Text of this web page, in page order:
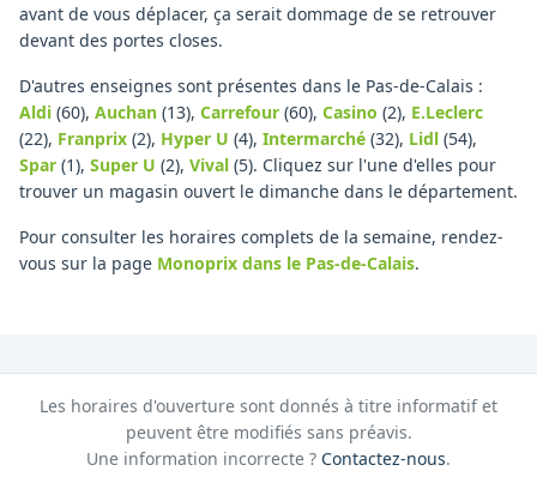
avant de vous déplacer, ça serait dommage de se retrouver
devant des portes closes.
D'autres enseignes sont présentes dans le Pas-de-Calais :
Aldi (60), Auchan (13), Carrefour (60), Casino (2), E.Leclerc
(22), Franprix (2), Hyper U (4), Intermarché (32), Lidl (54),
Spar (1), Super U (2), Vival (5). Cliquez sur l'une d'elles pour
trouver un magasin ouvert le dimanche dans le département.
Pour consulter les horaires complets de la semaine, rendez-
vous sur la page Monoprix dans le Pas-de-Calais.
Les horaires d'ouverture sont donnés à titre informatif et
peuvent être modifiés sans préavis.
Une information incorrecte ? Contactez-nous.